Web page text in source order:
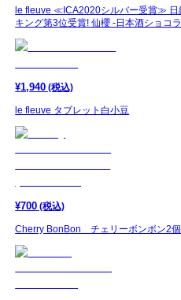
le fleuve ≪ICA2020シルバー受賞≫ 日
キング第3位受賞! 仙櫻 -日本酒ショコ
¥1,940 (税込)
le fleuve タブレット白小豆
¥700 (税込)
Cherry BonBon チェリーボンボン2